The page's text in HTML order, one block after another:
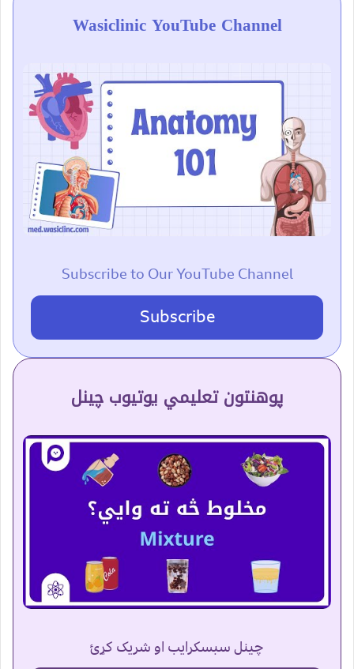
Wasiclinic YouTube Channel
Subscribe to Our YouTube Channel
Subscribe
پوهنتون تعلیمي یوتیوب چینل
چینل سبسکرایب او شریک کړئ